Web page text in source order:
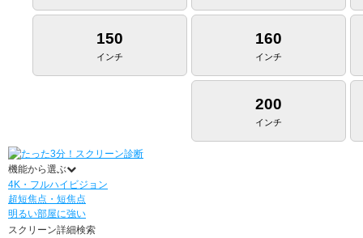
150
インチ
160
インチ
200
インチ
機能から選ぶ
4K・フルハイビジョン
超短焦点・短焦点
明るい部屋に強い
スクリーン詳細検索